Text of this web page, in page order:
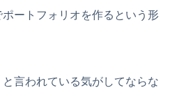
ポートフォリオを作るという形
言われている気がしてならな